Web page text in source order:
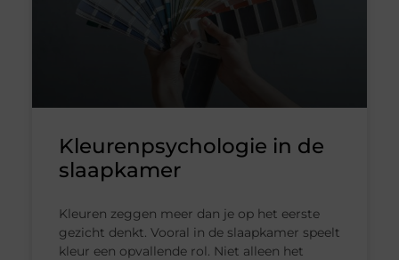
Kleurenpsychologie in de
slaapkamer
Kleuren zeggen meer dan je op het eerste
gezicht denkt. Vooral in de slaapkamer speelt
kleur een opvallende rol. Niet alleen het